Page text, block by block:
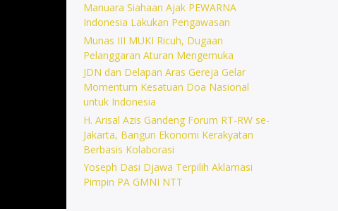
Manuara Siahaan Ajak PEWARNA
Indonesia Lakukan Pengawasan
Munas III MUKI Ricuh, Dugaan
Pelanggaran Aturan Mengemuka
JDN dan Delapan Aras Gereja Gelar
Momentum Kesatuan Doa Nasional
untuk Indonesia
H. Arisal Azis Gandeng Forum RT-RW se-
Jakarta, Bangun Ekonomi Kerakyatan
Berbasis Kolaborasi
Yoseph Dasi Djawa Terpilih Aklamasi
Pimpin PA GMNI NTT